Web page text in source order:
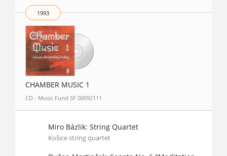
1993
CHAMBER MUSIC 1
CD - Music Fund SF 00092111
Miro Bázlik: String Quartet
Košice string quartet